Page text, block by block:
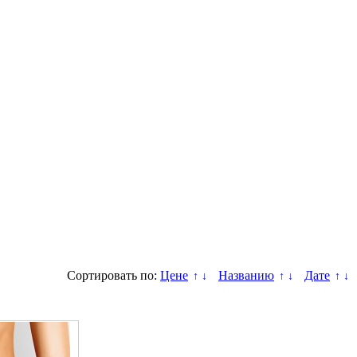
Сортировать по: Цене ↑ ↓ Названию ↑ ↓ Дате ↑ ↓